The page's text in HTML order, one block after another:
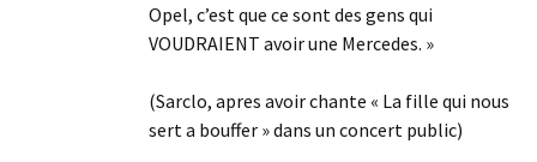
Opel, c’est que ce sont des gens qui
VOUDRAIENT avoir une Mercedes. »
(Sarclo, apres avoir chante « La fille qui nous
sert a bouffer » dans un concert public)